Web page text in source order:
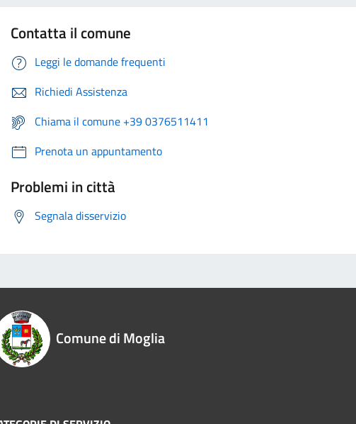
Contatta il comune
Leggi le domande frequenti
Richiedi Assistenza
Chiama il comune +39 0376511411
Prenota un appuntamento
Problemi in città
Segnala disservizio
Comune di Moglia